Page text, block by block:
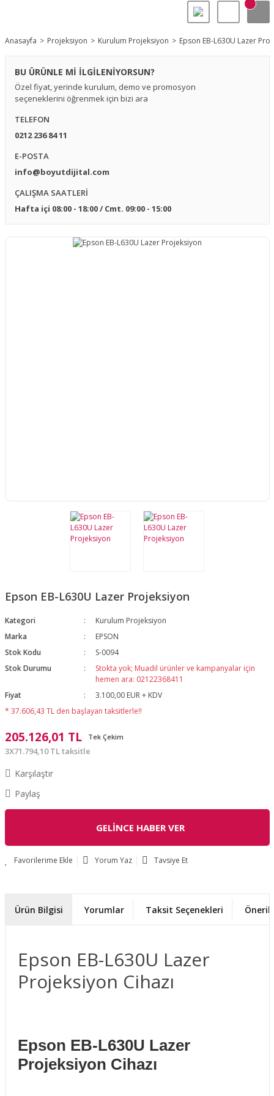
Anasayfa Projeksiyon Kurulum Projeksiyon Epson EB-L630U Lazer
BU ÜRÜNLE Mİ İLGİLENİYORSUN?
Özel fiyat, yerinde kurulum, demo ve promosyon
seçeneklerini öğrenmek için bizi ara
TELEFON
0212 236 84 11
E-POSTA
info@boyutdijital.com
ÇALIŞMA SAATLERİ
Hafta içi 08:00 - 18:00 / Cmt. 09:00 - 15:00
Epson EB-L630U Lazer Projeksiyon
Kategori
Kurulum Projeksiyon
Marka
EPSON
Stok Kodu
S-0094
Stok Durumu
Stokta yok; Muadil ürünler ve kampanyalar için
hemen ara: 02122368411
Fiyat
3.100,00 EUR + KDV
* 37.606,43 TL den başlayan taksitlerle!!
205.126,01 TL Tek Çekim
3X71.794,10 TL taksitle
Karşılaştır
Paylaş
GELİNCE HABER VER
Yorum Yaz Tavsiye Et
Ürün Bilgisi Yorumlar Taksit Seçenekleri
Epson EB-L630U Lazer
Projeksiyon Cihazı
Epson EB-L630U Lazer
Projeksiyon Cihazı